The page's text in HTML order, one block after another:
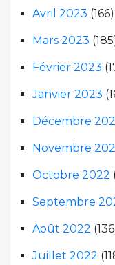
Avril 2023 (166)
Mars 2023
Février 2023
Janvier 2023
Décembre
Novembre
Octobre 2022
Septembre
Août 2022
Juillet 2022